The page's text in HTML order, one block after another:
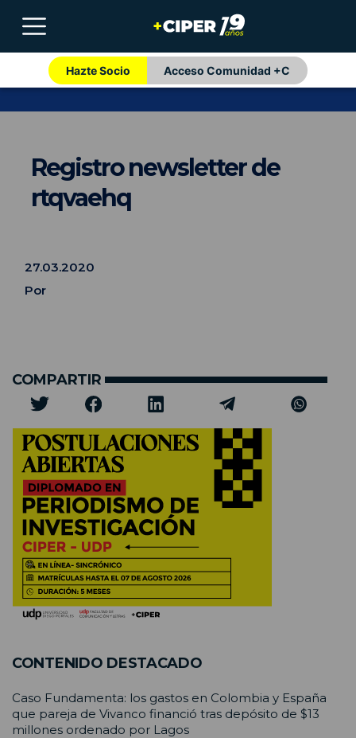
Hazte Socio Acceso Comunidad +C
Registro newsletter de
rtqvaehq
27.03.2020
Por
COMPARTIR
CONTENIDO DESTACADO
Caso Fundamenta: los gastos en Colombia y España
que pareja de Vivanco financió tras depósito de $13
millones ordenado por Lagos